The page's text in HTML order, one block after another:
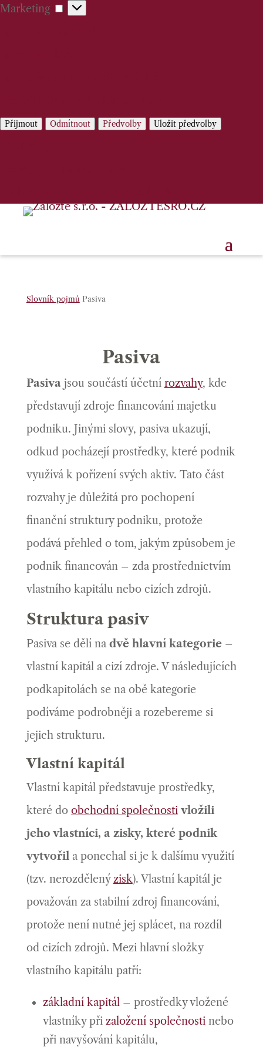
Marketing
Marketing
Přijmout Odmítnout Předvolby Uložit předvolby
Slovník pojmů Pasiva
Pasiva
Pasivajsou součástí účetní rozvahy, kde
představují zdroje financování majetku
podniku. Jinými slovy, pasiva ukazují,
odkud pocházejí prostředky, které podnik
využívá k pořízení svých aktiv. Tato část
rozvahy je důležitá pro pochopení
finanční struktury podniku, protože
podává přehled o tom, jakým způsobem je
podnik financován – zda prostřednictvím
vlastního kapitálu nebo cizích zdrojů.
Struktura pasiv
Pasiva se dělí na dvě hlavní kategorie–
vlastní kapitál a cizí zdroje. V následujících
podkapitolách se na obě kategorie
podíváme podrobněji a rozebereme si
jejich strukturu.
Vlastní kapitál
Vlastní kapitál představuje prostředky,
které do obchodní společnosti vložili
jeho vlastníci, a zisky, které podnik
vytvořila ponechal si je k dalšímu využití
(tzv. nerozdělenýzisk). Vlastní kapitál je
považován za stabilní zdroj financování,
protože není nutné jej splácet, na rozdíl
od cizích zdrojů. Mezi hlavní složky
vlastního kapitálu patří:
základní kapitál– prostředky vložené
vlastníky při založení společnostinebo
při navyšování kapitálu,